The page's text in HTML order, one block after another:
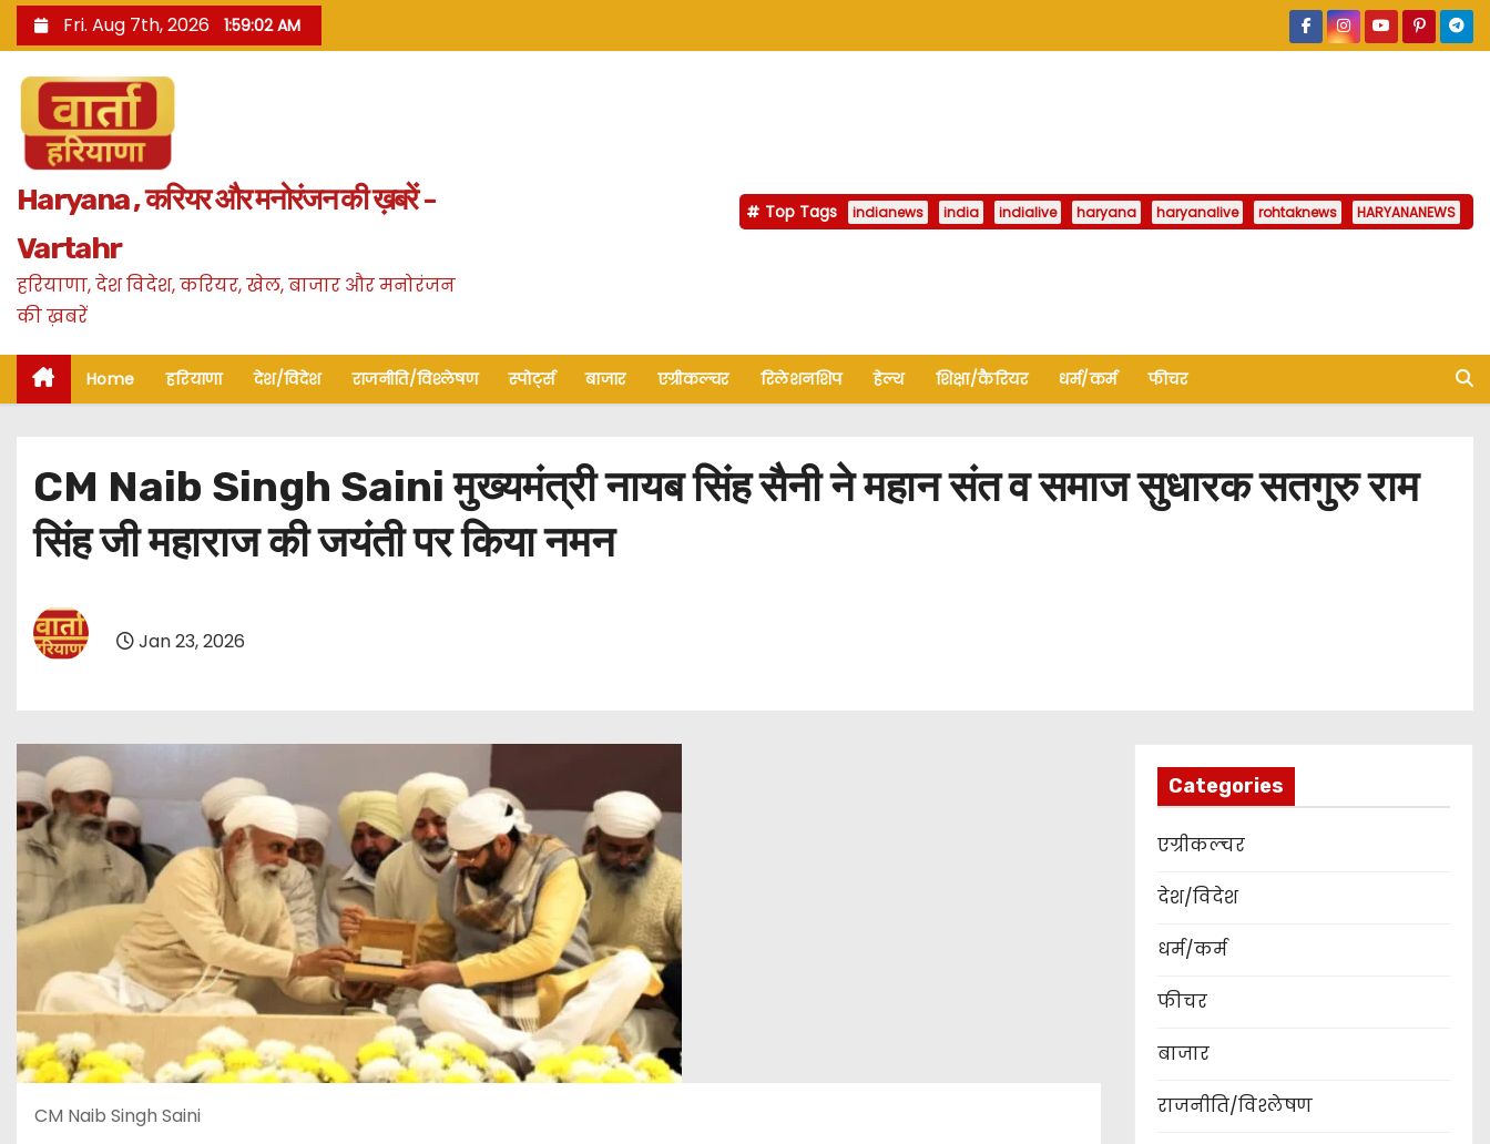
k
n
Fri. Aug 7th, 2026 1:59:03 AM
Haryana , करियर और मनोरंजन की ख़बरें -
Vartahr
हरियाणा, देश विदेश, करियर, खेल, बाजार और मनोरंजन
की ख़बरें
Top Tags indianews india indialive haryana haryanalive rohtaknews HARYANANEWS
Home हरियाणा देश/विदेश राजनीति/विश्लेषण स्पोर्ट्स बाजार एग्रीकल्चर रिलेशनशिप हेल्थ शिक्षा/कैरियर धर्म/कर्म फीचर
CM Naib Singh Saini मुख्यमंत्री नायब सिंह सैनी ने महान संत व समाज सुधारक सतगुरु राम
सिंह जी महाराज की जयंती पर किया नमन
Jan 23, 2026
CM Naib Singh Saini
Categories
एग्रीकल्चर
देश/विदेश
धर्म/कर्म
फीचर
बाजार
राजनीति/विश्लेषण